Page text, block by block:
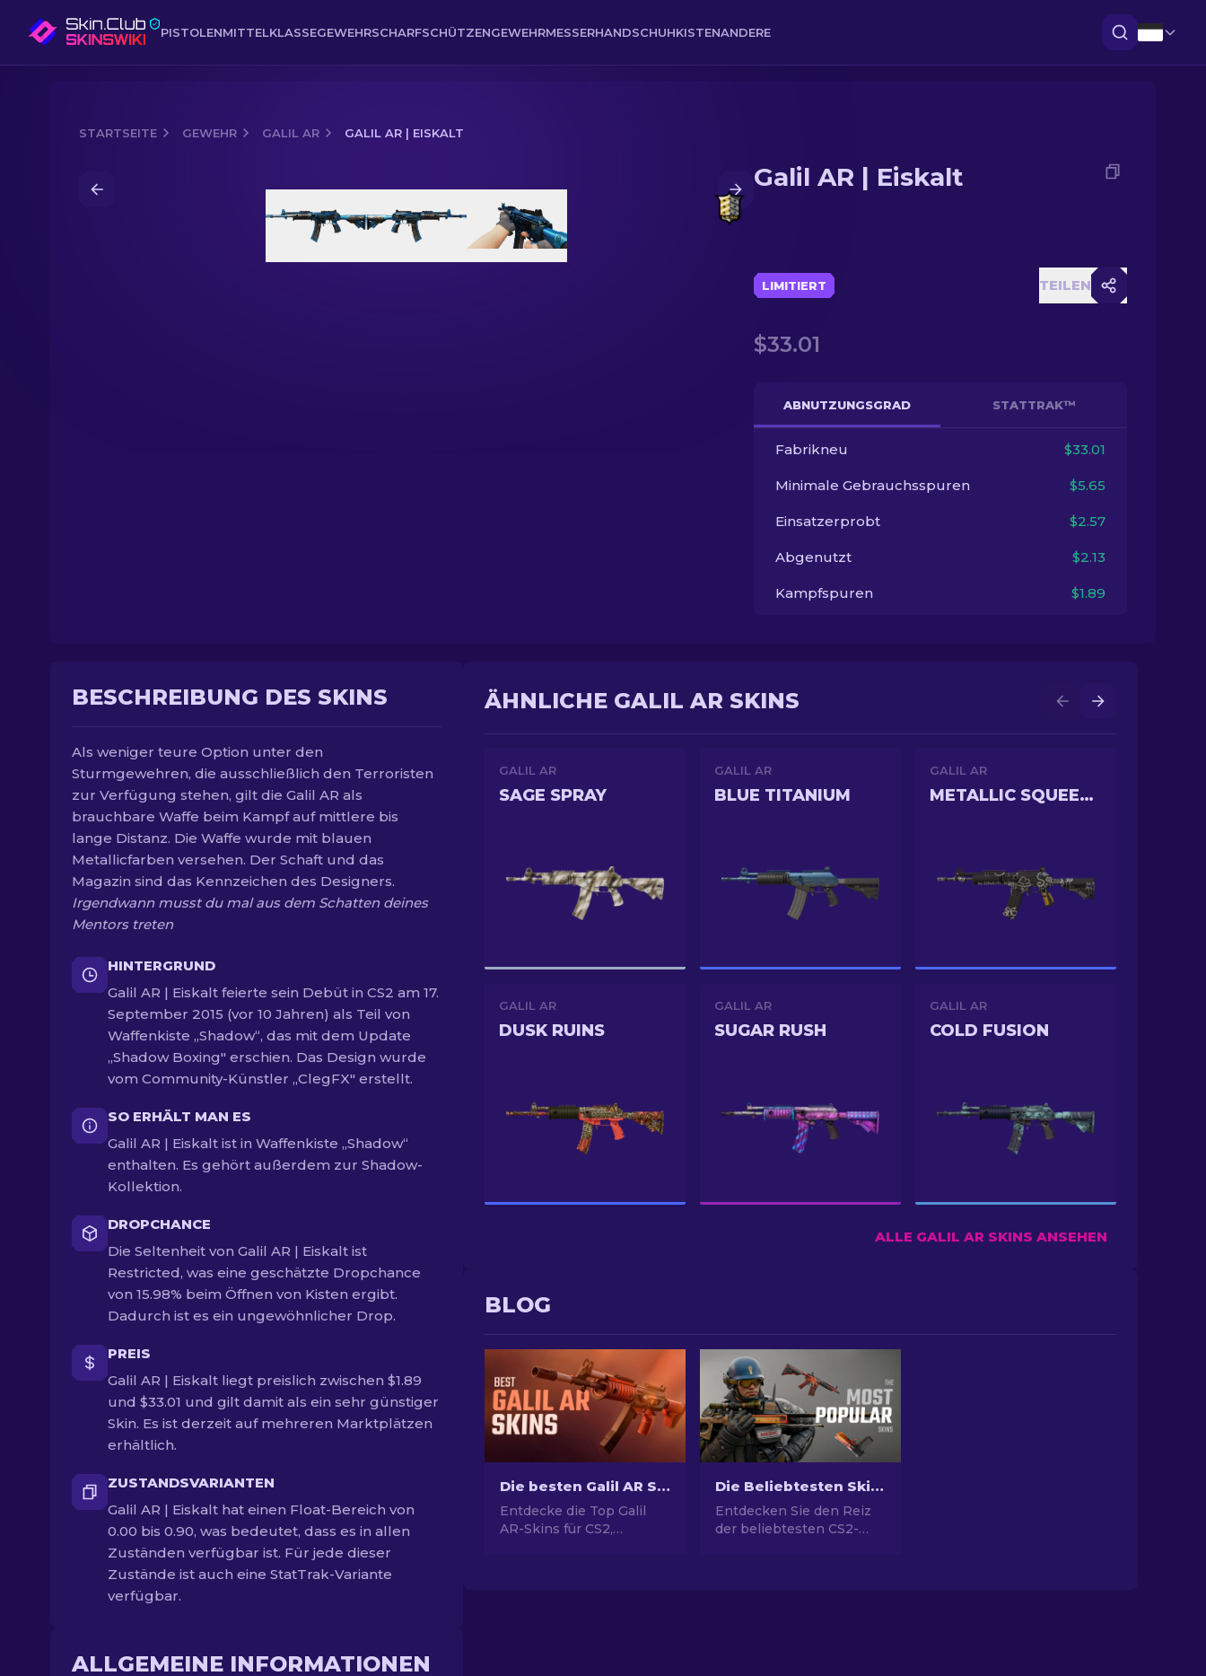
PISTOLENMITTELKLASSEGEWEHRSCHARFSCHÜTZENGEWEHRMESSERHANDSCHUHKISTENANDERE
STARTSEITE GEWEHR GALIL AR GALIL AR | EISKALT
Galil AR | Eiskalt
LIMITIERT TEILEN
$33.01
ABNUTZUNGSGRAD STATTRAK™
Fabrikneu $33.01
Minimale Gebrauchsspuren $5.65
Einsatzerprobt $2.57
Abgenutzt $2.13
Kampfspuren $1.89
BESCHREIBUNG DES SKINS
Als weniger teure Option unter den
Sturmgewehren, die ausschließlich den Terroristen
zur Verfügung stehen, gilt die Galil AR als
brauchbare Waffe beim Kampf auf mittlere bis
lange Distanz. Die Waffe wurde mit blauen
Metallicfarben versehen. Der Schaft und das
Magazin sind das Kennzeichen des Designers.
Irgendwann musst du mal aus dem Schatten deines
Mentors treten
HINTERGRUND
Galil AR | Eiskalt feierte sein Debüt in CS2 am 17.
September 2015 (vor 10 Jahren) als Teil von
Waffenkiste „Shadow“, das mit dem Update
„Shadow Boxing" erschien. Das Design wurde
vom Community-Künstler „ClegFX" erstellt.
SO ERHÄLT MAN ES
Galil AR | Eiskalt ist in Waffenkiste „Shadow“
enthalten. Es gehört außerdem zur Shadow-
Kollektion.
DROPCHANCE
Die Seltenheit von Galil AR | Eiskalt ist
Restricted, was eine geschätzte Dropchance
von 15.98% beim Öffnen von Kisten ergibt.
Dadurch ist es ein ungewöhnlicher Drop.
PREIS
Galil AR | Eiskalt liegt preislich zwischen $1.89
und $33.01 und gilt damit als ein sehr günstiger
Skin. Es ist derzeit auf mehreren Marktplätzen
erhältlich.
ZUSTANDSVARIANTEN
Galil AR | Eiskalt hat einen Float-Bereich von
0.00 bis 0.90, was bedeutet, dass es in allen
Zuständen verfügbar ist. Für jede dieser
Zustände ist auch eine StatTrak-Variante
verfügbar.
ALLGEMEINE INFORMATIONEN
ÄHNLICHE GALIL AR SKINS
GALIL AR
SAGE SPRAY
GALIL AR
BLUE TITANIUM
GALIL AR
METALLIC SQUEEZER
GALIL AR
DUSK RUINS
GALIL AR
SUGAR RUSH
GALIL AR
COLD FUSION
ALLE GALIL AR SKINS ANSEHEN
BLOG
Die besten Galil AR Skins in CS2 (für jedes Budget) [2026]
Entdecke die Top Galil
AR-Skins für CS2,
Die Beliebtesten Skins in CS2
Entdecken Sie den Reiz
der beliebtesten CS2-